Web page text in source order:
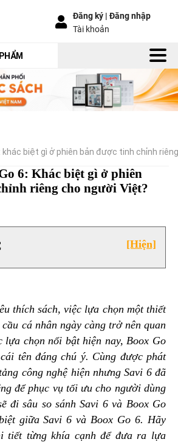
Đăng ký |Đăng nhập
Tài khoản
khác biệt gì ở phiên bản được tinh chỉnh
6: Khác biệt gì ở phiên
riêng cho người Việt?
[Hiện]
thích sách, việc lựa chọn một thiết
cá nhân ngày càng trở nên quan
lựa chọn nổi bật hiện nay, Boox Go
tên đáng chú ý. Cùng được phát
công nghệ hiện nhưng Savi 6 đã
để phục vụ tối ưu cho người dùng
đi sâu so sánh Savi 6 và Boox Go
giữa Savi 6 và Boox Go 6. Hãy
tiết từng khía cạnh để đưa ra lựa